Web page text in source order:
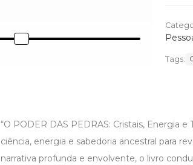
Tags:
“O PODER DAS PEDRAS: Cristais, Energia
ciência, energia e sabedoria ancestral para
narrativa profunda e envolvente, o livro